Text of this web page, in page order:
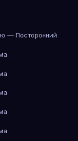
— Посторонний